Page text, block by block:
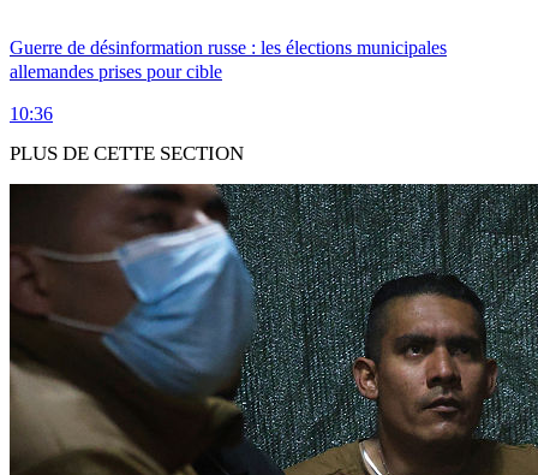
Guerre de désinformation russe : les élections municipales
allemandes prises pour cible
10:36
PLUS DE CETTE SECTION